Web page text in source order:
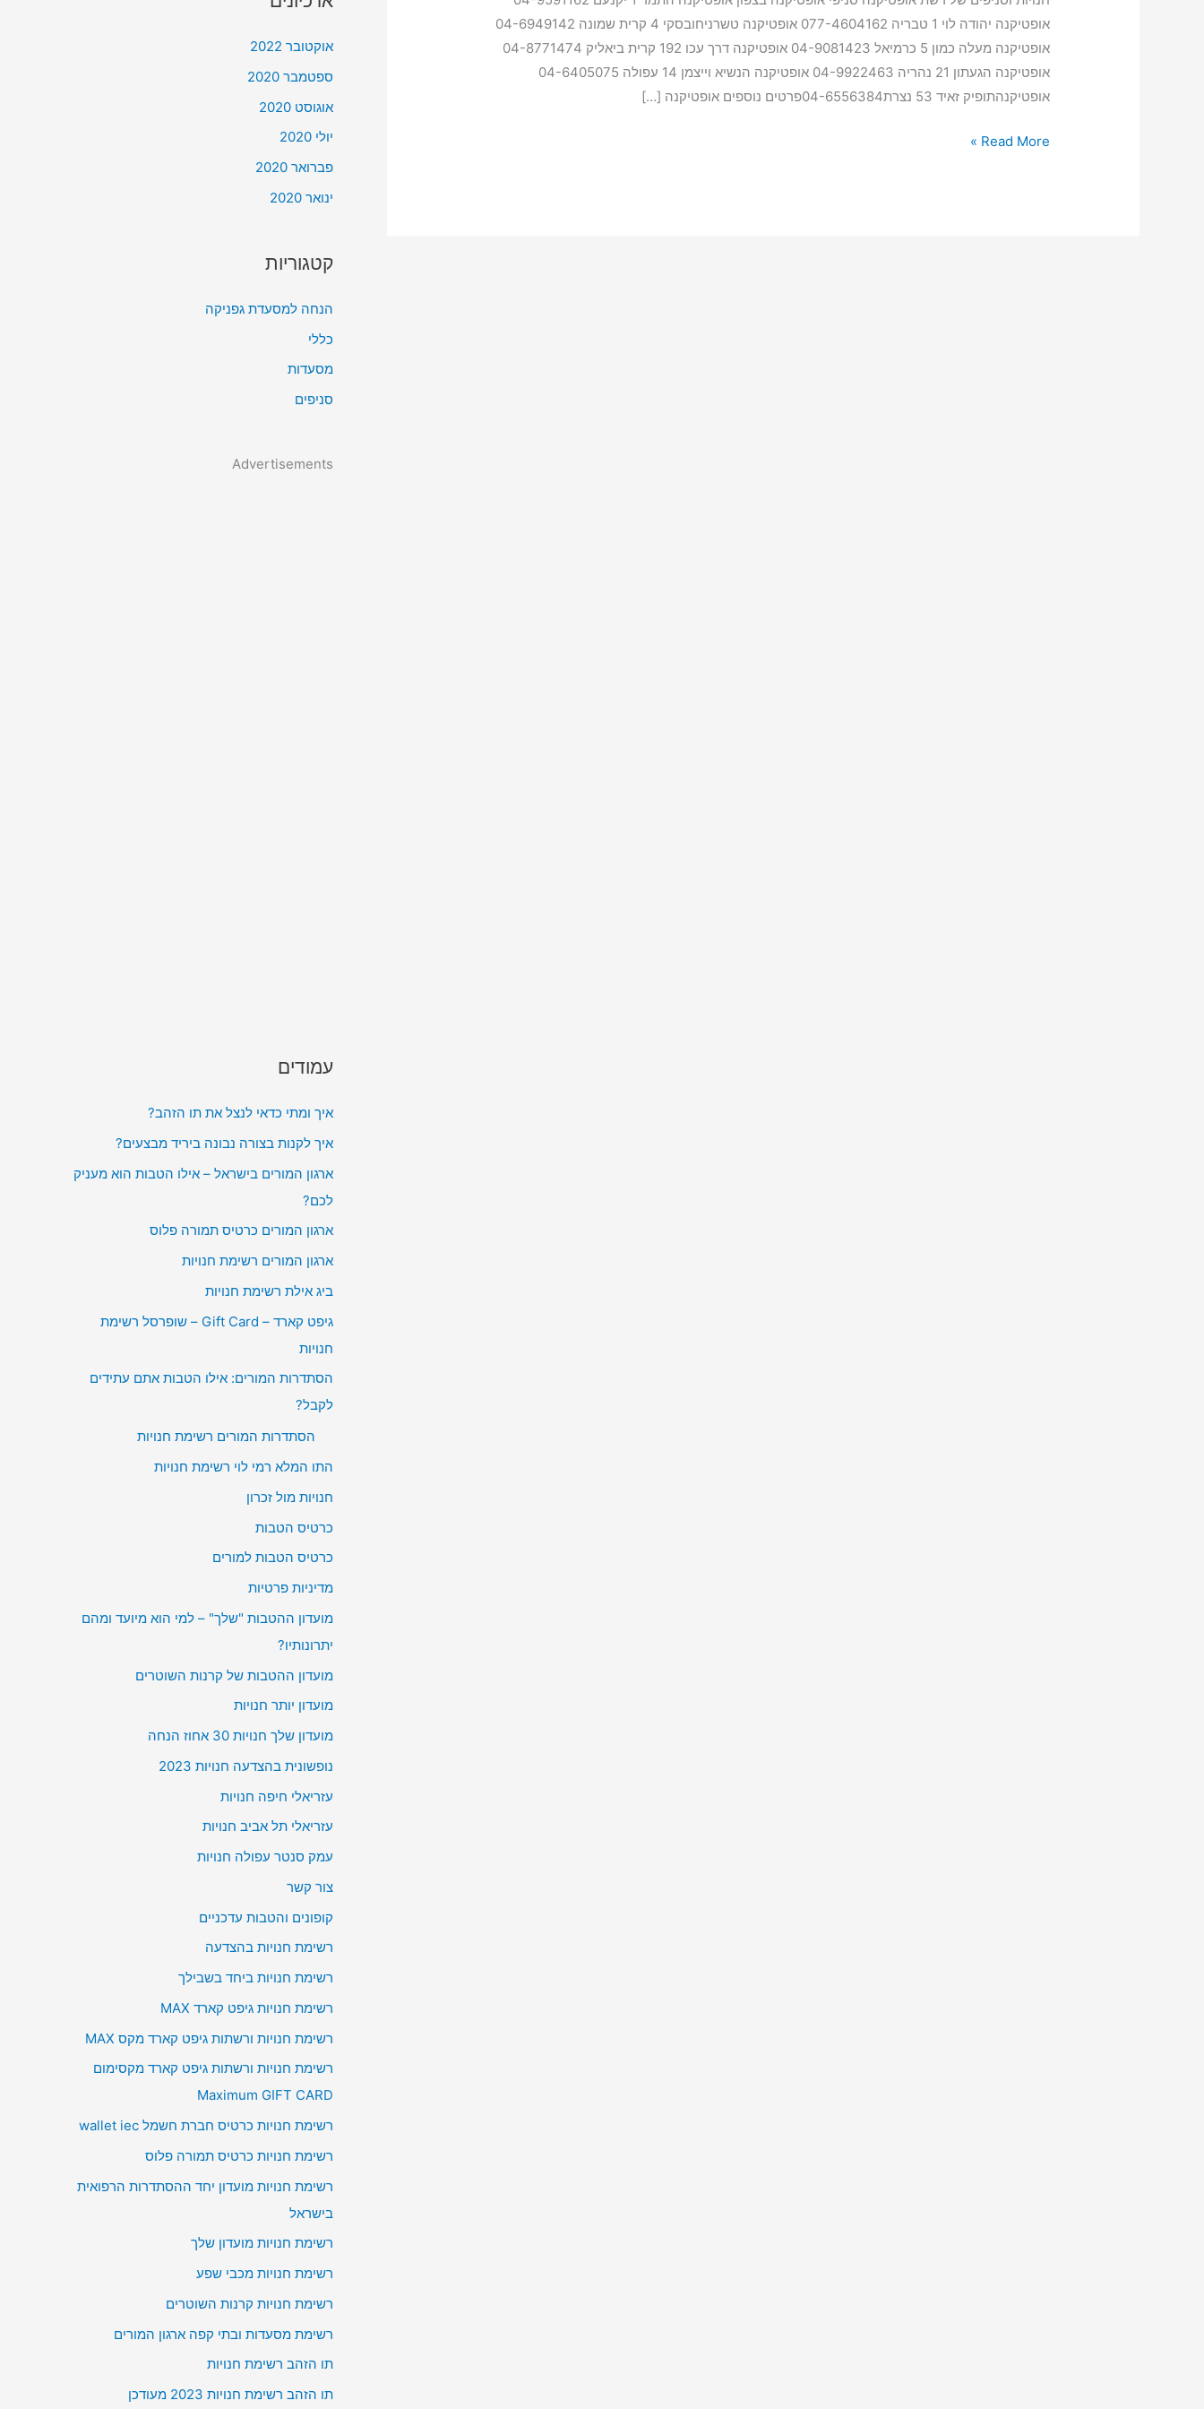
אופטיקנה יהודה לוי 1 טבריה 077-4604162 אופטיקנה טשרניחובסקי 4 קרית שמונה 04-6949142
אופטיקנה מעלה כמון 5 כרמיאל 04-9081423 אופטיקנה דרך עכו 192 קרית ביאליק 04-8771474
אופטיקנה הגעתון 21 נהריה 04-9922463 אופטיקנה הנשיא וייצמן 14 עפולה 04-6405075
אופטיקנהתופיק זאיד 53 נצרת04-6556384פרטים נוספים אופטיקנה […]
Read More »
אוקטובר 2022
ספטמבר 2020
אוגוסט 2020
יולי 2020
פברואר 2020
ינואר 2020
קטגוריות
הנחה למסעדת גפניקה
כללי
מסעדות
סניפים
Advertisements
עמודים
איך ומתי כדאי לנצל את תו הזהב?
איך לקנות בצורה נבונה ביריד מבצעים?
ארגון המורים בישראל – אילו הטבות הוא מעניק
לכם?
ארגון המורים כרטיס תמורה פלוס
ארגון המורים רשימת חנויות
ביג אילת רשימת חנויות
גיפט קארד – Gift Card – שופרסל רשימת
חנויות
הסתדרות המורים: אילו הטבות אתם עתידים
לקבל?
הסתדרות המורים רשימת חנויות
התו המלא רמי לוי רשימת חנויות
חנויות מול זכרון
כרטיס הטבות
כרטיס הטבות למורים
מדיניות פרטיות
מועדון ההטבות "שלך" – למי הוא מיועד ומהם
יתרונותיו?
מועדון ההטבות של קרנות השוטרים
מועדון יותר חנויות
מועדון שלך חנויות 30 אחוז הנחה
נופשונית בהצדעה חנויות 2023
עזריאלי חיפה חנויות
עזריאלי תל אביב חנויות
עמק סנטר עפולה חנויות
צור קשר
קופונים והטבות עדכניים
רשימת חנויות בהצדעה
רשימת חנויות ביחד בשבילך
רשימת חנויות גיפט קארד MAX
רשימת חנויות ורשתות גיפט קארד מקס MAX
רשימת חנויות ורשתות גיפט קארד מקסימום
Maximum GIFT CARD
רשימת חנויות כרטיס חברת חשמל wallet iec
רשימת חנויות כרטיס תמורה פלוס
רשימת חנויות מועדון יחד ההסתדרות הרפואית
בישראל
רשימת חנויות מועדון שלך
רשימת חנויות מכבי שפע
רשימת חנויות קרנות השוטרים
רשימת מסעדות ובתי קפה ארגון המורים
תו הזהב רשימת חנויות
תו הזהב רשימת חנויות 2023 מעודכן